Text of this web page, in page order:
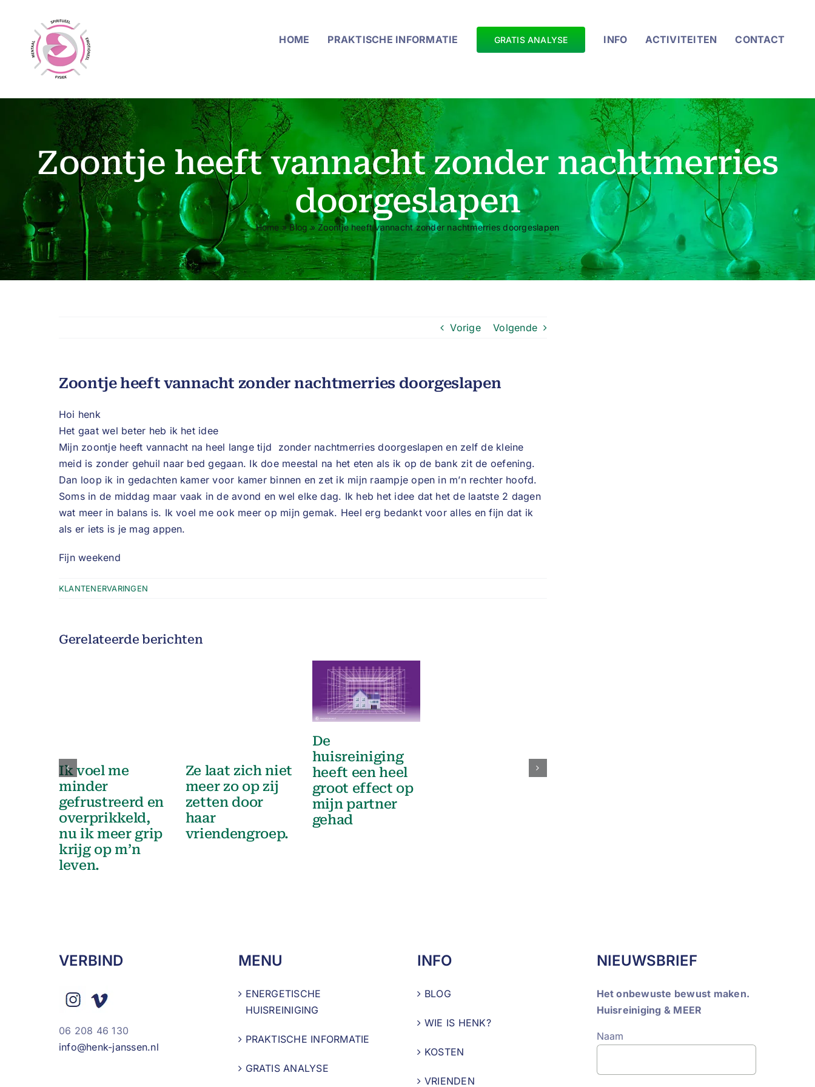
HOME PRAKTISCHE INFORMATIE GRATIS ANALYSE INFO ACTIVITEITEN CONTACT
Zoontje heeft vannacht zonder nachtmerries
doorgeslapen
Home »Blog » Zoontje heeft vannacht zonder nachtmerries doorgeslapen
Vorige Volgende
Zoontje heeft vannacht zonder nachtmerries doorgeslapen
Hoi henk
Het gaat wel beter heb ik het idee
Mijn zoontje heeft vannacht na heel lange tijd zonder nachtmerries doorgeslapen en zelf de kleine
meid is zonder gehuil naar bed gegaan. Ik doe meestal na het eten als ik op de bank zit de oefening.
Dan loop ik in gedachten kamer voor kamer binnen en zet ik mijn raampje open in m’n rechter hoofd.
Soms in de middag maar vaak in de avond en wel elke dag. Ik heb het idee dat het de laatste 2 dagen
wat meer in balans is. Ik voel me ook meer op mijn gemak. Heel erg bedankt voor alles en fijn dat ik
als er iets is je mag appen.
Fijn weekend
KLANTENERVARINGEN
Gerelateerde berichten
Ik voel me
minder
gefrustreerd en
overprikkeld,
nu ik meer grip
krijg op m’n
leven.
Ze laat zich niet
meer zo op zij
zetten door
haar
vriendengroep.
De
huisreiniging
heeft een heel
groot effect op
mijn partner
gehad
VERBIND
06 208 46 130
info@henk-janssen.nl
MENU
ENERGETISCHE
HUISREINIGING
PRAKTISCHE INFORMATIE
GRATIS ANALYSE
INFO
BLOG
WIE IS HENK?
KOSTEN
VRIENDEN
NIEUWSBRIEF
Het onbewuste bewust maken.
Huisreiniging & MEER
Naam